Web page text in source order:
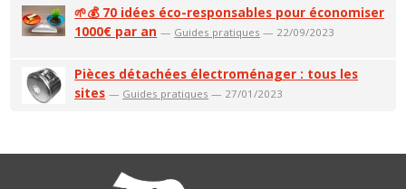
🌱💰 70 idées éco-responsables pour économiser
1000€ par an — Guides pratiques — 22/09/2023
Pièces détachées électroménager : tous les
sites — Guides pratiques — 27/01/2023